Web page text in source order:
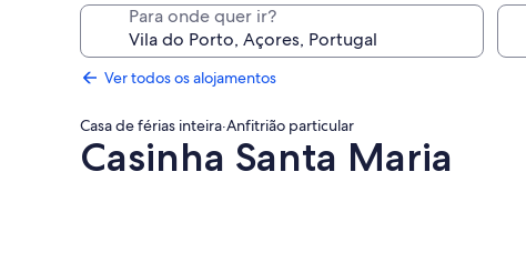
Para onde quer ir?
Ver todos os alojamentos
Casa de férias inteira·Anfitrião particular
Casinha Santa Maria